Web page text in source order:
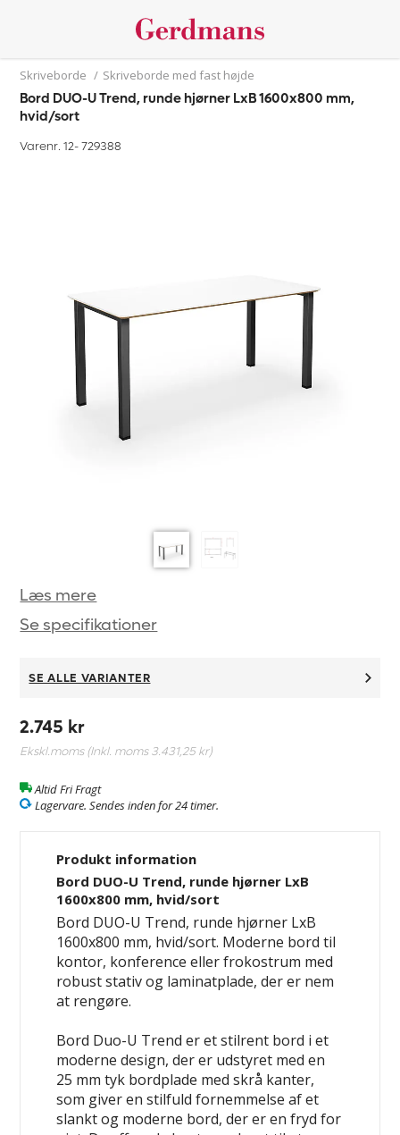
Skriveborde / Skriveborde med fast højde
Bord DUO-U Trend, runde hjørner LxB 1600x800 mm,
hvid/sort
Varenr. 12-729388
Læs mere
Se specifikationer
SE ALLE VARIANTER
2.745 kr
Ekskl.moms (Inkl. moms3.431,25 kr)
Altid Fri Fragt
Lagervare. Sendes inden for 24 timer.
Produkt information
Bord DUO-U Trend, runde hjørner LxB
1600x800 mm, hvid/sort
Bord DUO-U Trend, runde hjørner LxB
1600x800 mm, hvid/sort. Moderne bord til
kontor, konference eller frokostrum med
robust stativ og laminatplade, der er nem
at rengøre.
Bord Duo-U Trend er et stilrent bord i et
moderne design, der er udstyret med en
25 mm tyk bordplade med skrå kanter,
som giver en stilfuld fornemmelse af et
slankt og moderne bord, der er en fryd for